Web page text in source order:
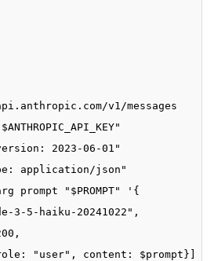
v1/messages
2023-06-01"
application/json"
prompt "$PROMPT" '{
3-5-haiku-20241022",
"user", content: $prompt}]